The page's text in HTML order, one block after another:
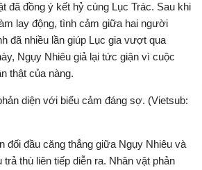
đã đồng ý kết hỷ cùng Lục Trác. Sau khi
lay động, tình cảm giữa hai người
đã nhiều lần giúp Lục gia vượt qua
Ngụy Nhiêu giả lại tức giận vì cuộc
thật của nàng.
diện với biểu cảm đáng sợ. (Vietsub:
đối đầu căng thẳng giữa Ngụy Nhiêu và
thù liên tiếp diễn ra. Nhân vật phản